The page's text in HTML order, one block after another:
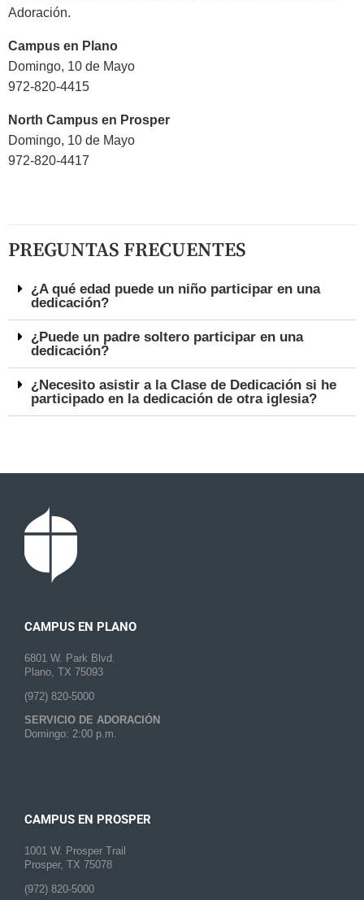
Adoración.
Campus en Plano
Domingo, 10 de Mayo
972-820-4415
North Campus en Prosper
Domingo, 10 de Mayo
972-820-4417
PREGUNTAS FRECUENTES
¿A qué edad puede un niño participar en una
dedicación?
¿Puede un padre soltero participar en una
dedicación?
¿Necesito asistir a la Clase de Dedicación si he
participado en la dedicación de otra iglesia?
CAMPUS EN PLANO
6801 W. Park Blvd.
Plano, TX 75093
(972) 820-5000
SERVICIO DE ADORACIÓN
Domingo: 2:00 p.m.
CAMPUS EN PROSPER
1001 W. Prosper Trail
Prosper, TX 75078
(972) 820-5000